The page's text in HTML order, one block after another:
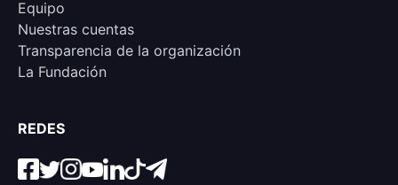
Equipo
Nuestras cuentas
Transparencia de la organización
La Fundación
REDES